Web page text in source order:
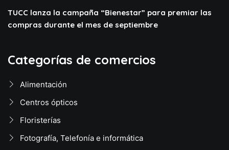
TUCC lanza la campaña “Bienestar” para premiar las
compras durante el mes de septiembre
Categorías de comercios
Alimentación
Centros ópticos
Floristerías
Fotografía, Telefonía e informática